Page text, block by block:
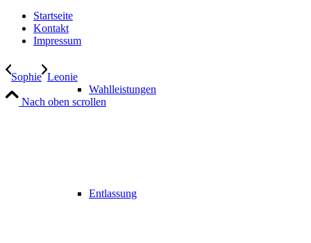
Wahlleistungen
Entlassung
Startseite
Kontakt
Impressum
Sophie Leonie
Nach oben scrollen